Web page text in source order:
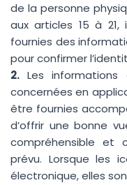
de la personne
aux articles 15 à
fournies des
pour confirmer
2. Les informations
concernées en
être fournies
d’offrir une bonne
compréhensible et
prévu. Lorsque les
électronique, elles